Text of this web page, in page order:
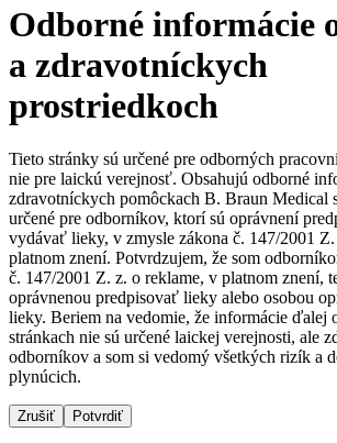
Nutričná terapia
Onkológia
Ortopédia
Prevencia a kontrola infekcií
Spinálna chirurgia
Starostlivosť o rany
Uzatváranie rán
Riešenia
Terapie
Dialyzačné strediská
B. Braun Avitum poskytuje kvalitnú
vo všetkých svojich strediskách na
informácií nájdete na stránke jednotlivých
Nájdite si prácu u nás​
Objavte svoje kariérne príležitosti ​v B.
trh práce​ pre zaujímavé pozície na
Kontakt
Kontaktný formulár
Spoločnosť
Médiá
Kontakt
Odborné informácie
a zdravotníckych
prostriedkoch
Tieto stránky sú určené pre odborných
nie pre laickú verejnosť. Obsahujú odborné
zdravotníckych pomôckach B. Braun Medical
určené pre odborníkov, ktorí sú oprávnení
vydávať lieky, v zmysle zákona č. 147/2001
platnom znení. Potvrdzujem, že som
č. 147/2001 Z. z. o reklame, v platnom znení,
oprávnenou predpisovať lieky alebo osobou
lieky. Beriem na vedomie, že informácie ďalej
stránkach nie sú určené laickej verejnosti, ale
odborníkov a som si vedomý všetkých rizík a
plynúcich.
Zrušiť Potvrdiť